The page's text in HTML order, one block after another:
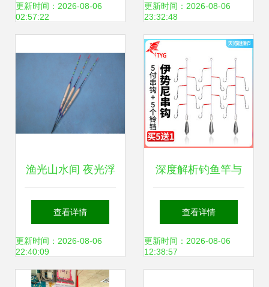
钓人生
更新时间：2026-08-06
02:57:22
三大优势
更新时间：2026-08-06
23:32:48
渔光山水间 夜光浮
漂技术如何革新传
统钓鱼体验
查看详情
更新时间：2026-08-06
22:40:09
深度解析钓鱼竿与
海钓线选购技巧，
助您渔获翻倍！
查看详情
更新时间：2026-08-06
12:38:57